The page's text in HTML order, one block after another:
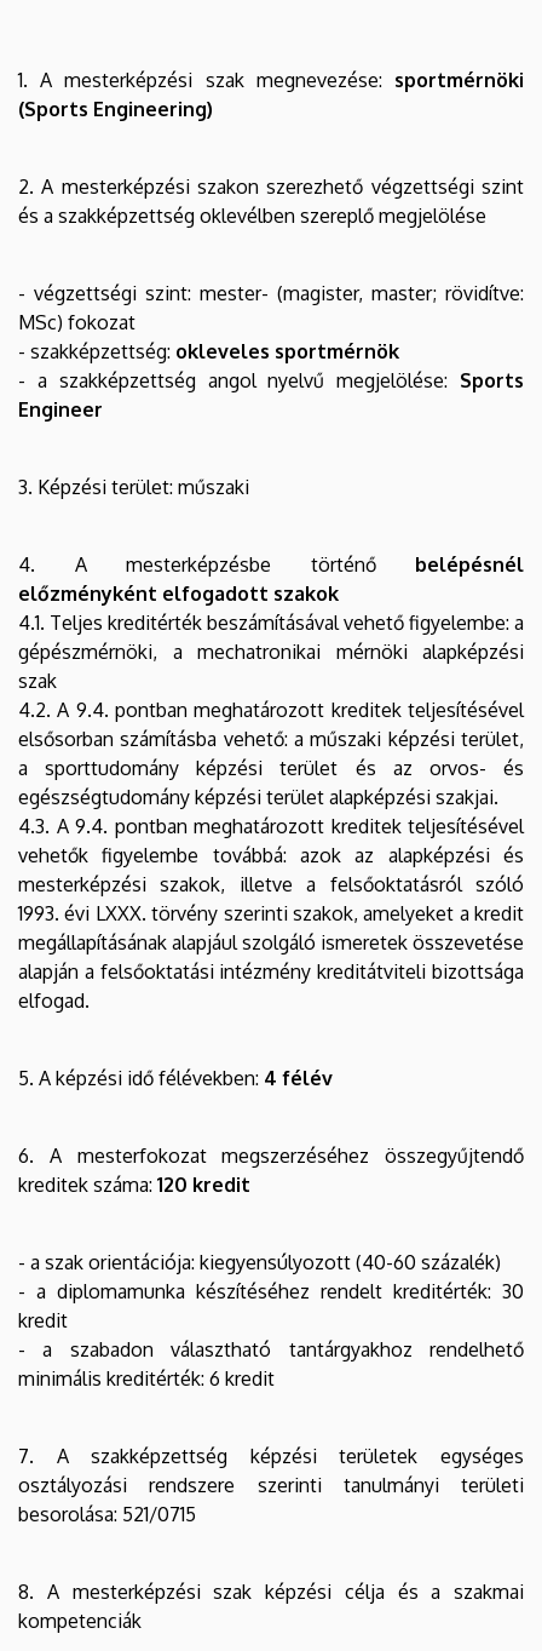
1. A mesterképzési szak megnevezése: sportmérnöki
(Sports Engineering)
2. A mesterképzési szakon szerezhető végzettségi szint
és a szakképzettség oklevélben szereplő megjelölése
- végzettségi szint: mester- (magister, master; rövidítve:
MSc) fokozat
- szakképzettség: okleveles sportmérnök
- a szakképzettség angol nyelvű megjelölése: Sports
Engineer
3. Képzési terület: műszaki
4. A mesterképzésbe történő belépésnél
előzményként elfogadott szakok
4.1. Teljes kreditérték beszámításával vehető figyelembe: a
gépészmérnöki, a mechatronikai mérnöki alapképzési
szak
4.2. A 9.4. pontban meghatározott kreditek teljesítésével
elsősorban számításba vehető: a műszaki képzési terület,
a sporttudomány képzési terület és az orvos- és
egészségtudomány képzési terület alapképzési szakjai.
4.3. A 9.4. pontban meghatározott kreditek teljesítésével
vehetők figyelembe továbbá: azok az alapképzési és
mesterképzési szakok, illetve a felsőoktatásról szóló
1993. évi LXXX. törvény szerinti szakok, amelyeket a kredit
megállapításának alapjául szolgáló ismeretek összevetése
alapján a felsőoktatási intézmény kreditátviteli bizottsága
elfogad.
5. A képzési idő félévekben: 4 félév
6. A mesterfokozat megszerzéséhez összegyűjtendő
kreditek száma: 120 kredit
- a szak orientációja: kiegyensúlyozott (40-60 százalék)
- a diplomamunka készítéséhez rendelt kreditérték: 30
kredit
- a szabadon választható tantárgyakhoz rendelhető
minimális kreditérték: 6 kredit
7. A szakképzettség képzési területek egységes
osztályozási rendszere szerinti tanulmányi területi
besorolása: 521/0715
8. A mesterképzési szak képzési célja és a szakmai
kompetenciák